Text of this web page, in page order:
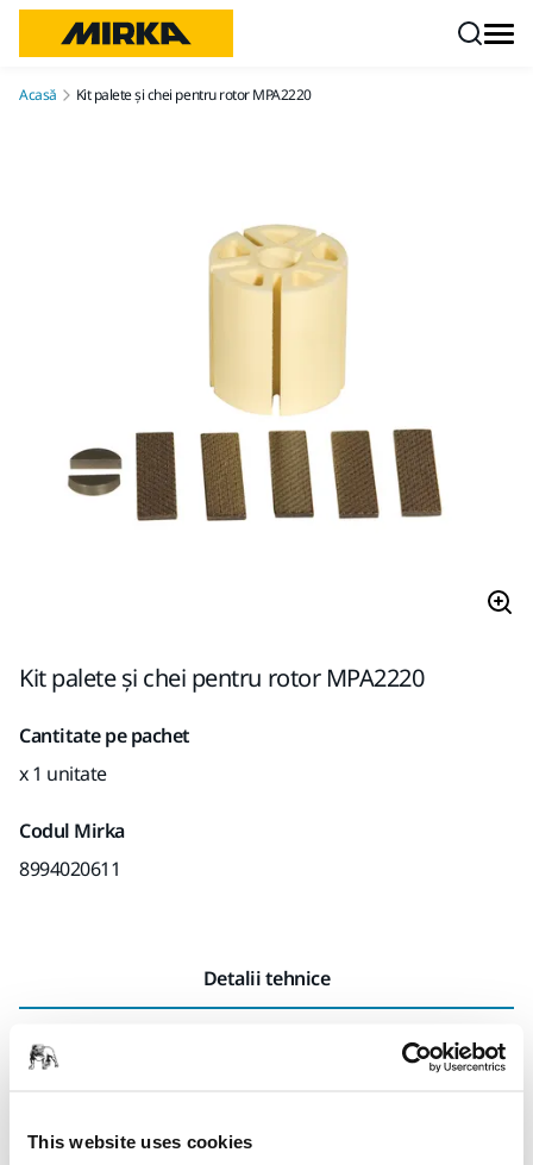
This website uses cookies
Acasă Kit palete și chei pentru rotor MPA2220
Kit palete și chei pentru rotor MPA2220
Cantitate pe pachet
x 1 unitate
Codul Mirka
8994020611
Detalii tehnice
Lungime